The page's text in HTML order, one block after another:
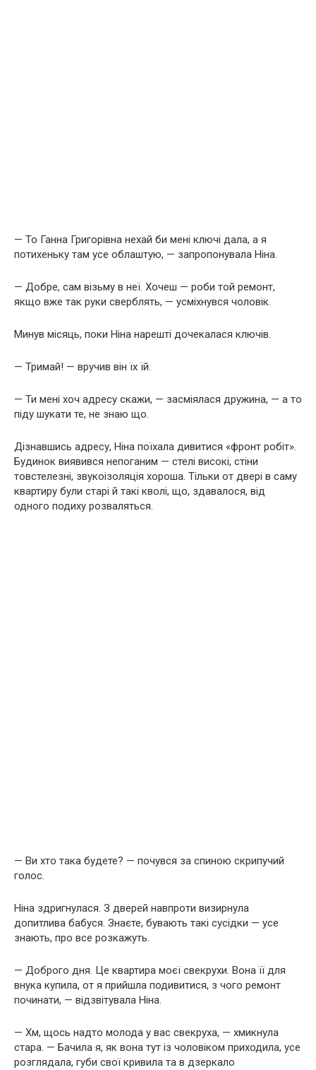
— То Ганна Григорівна нехай би мені ключі дала, а я
потихеньку там усе облаштую, — запропонувала Ніна.
— Добре, сам візьму в неї. Хочеш — роби той ремонт,
якщо вже так руки сверблять, — усміхнувся чоловік.
Минув місяць, поки Ніна нарешті дочекалася ключів.
— Тримай! — вручив він їх їй.
— Ти мені хоч адресу скажи, — засміялася дружина, — а то
піду шукати те, не знаю що.
Дізнавшись адресу, Ніна поїхала дивитися «фронт робіт».
Будинок виявився непоганим — стелі високі, стіни
товстелезні, звукоізоляція хороша. Тільки от двері в саму
квартиру були старі й такі кволі, що, здавалося, від
одного подиху розваляться.
— Ви хто така будете? — почувся за спиною скрипучий
голос.
Ніна здригнулася. З дверей навпроти визирнула
допитлива бабуся. Знаєте, бувають такі сусідки — усе
знають, про все розкажуть.
— Доброго дня. Це квартира моєї свекрухи. Вона її для
внука купила, от я прийшла подивитися, з чого ремонт
починати, — відзвітувала Ніна.
— Хм, щось надто молода у вас свекруха, — хмикнула
стара. — Бачила я, як вона тут із чоловіком приходила, усе
розглядала, губи свої кривила та в дзеркало